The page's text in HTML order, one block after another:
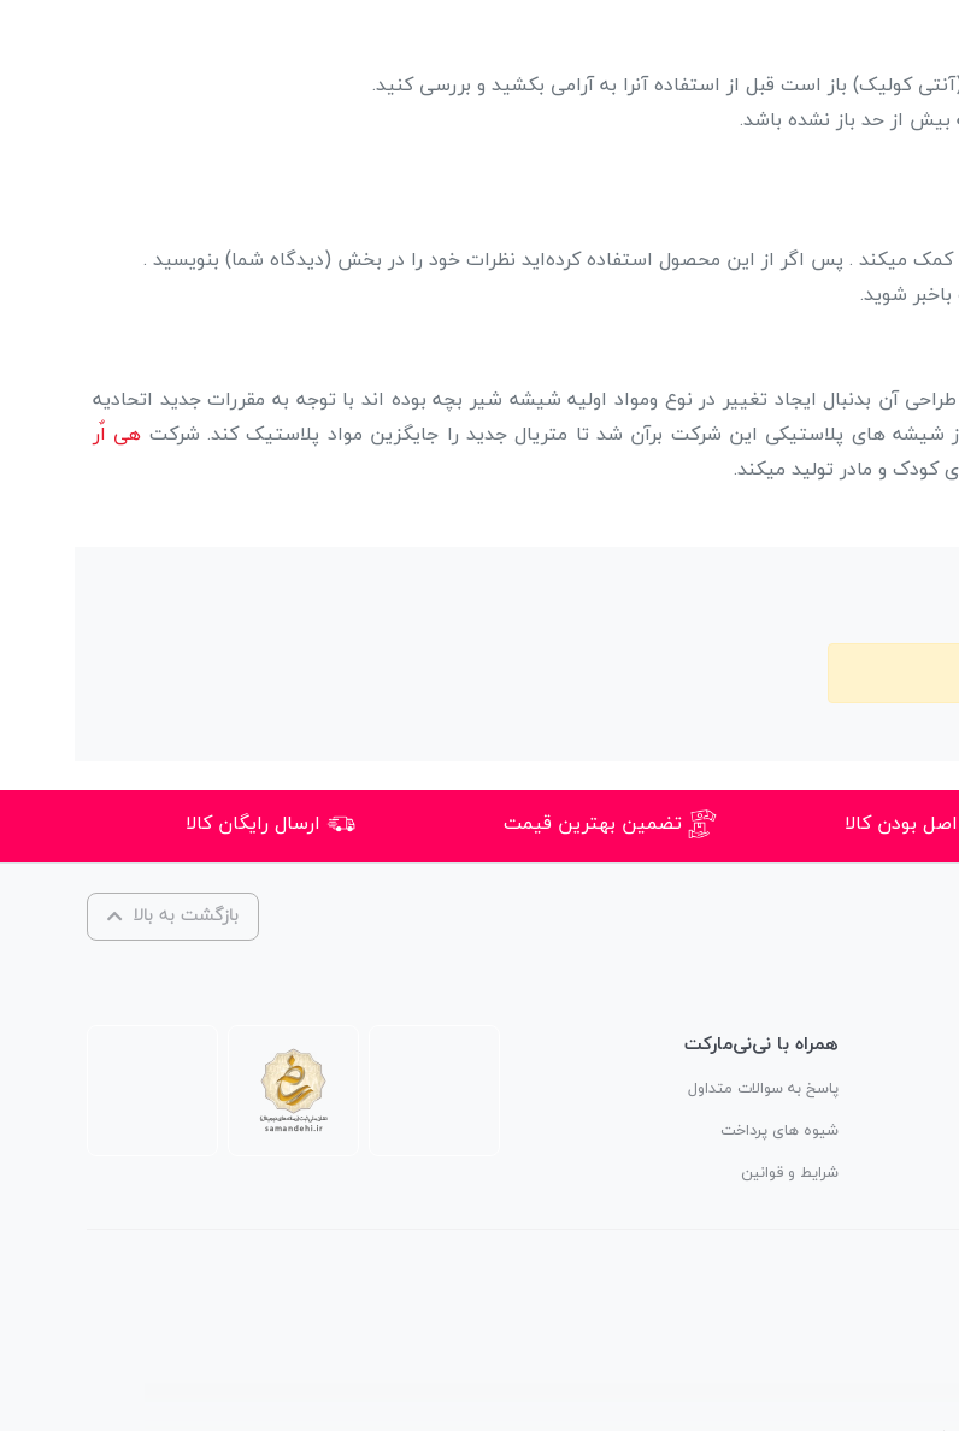
کولیک) باز است قبل از استفاده آنرا به آرامی بکشید و بررسی کنید.
از حد باز نشده باشد.
میکند . پس اگر از این محصول استفاده کرده‌اید نظرات خود را در بخش (دیدگاه شما) بنویسید .
شوید.
تیم طراحی آن بدنبال ایجاد تغییر در نوع ومواد اولیه شیشه شیر بچه بوده اند با توجه به مقررات جدید اتحادیه
های پلاستیکی این شرکت برآن شد تا متریال جدید را جایگزین مواد پلاستیک کند. شرکت هی اٌر
بودن کالا تضمین بهترین قیمت ارسال رایگان کالا
بازگشت به بالا
همراه با نی‌نی‌مارکت
پاسخ به سوالات متداول
شیوه های پرداخت
شرایط و قوانین